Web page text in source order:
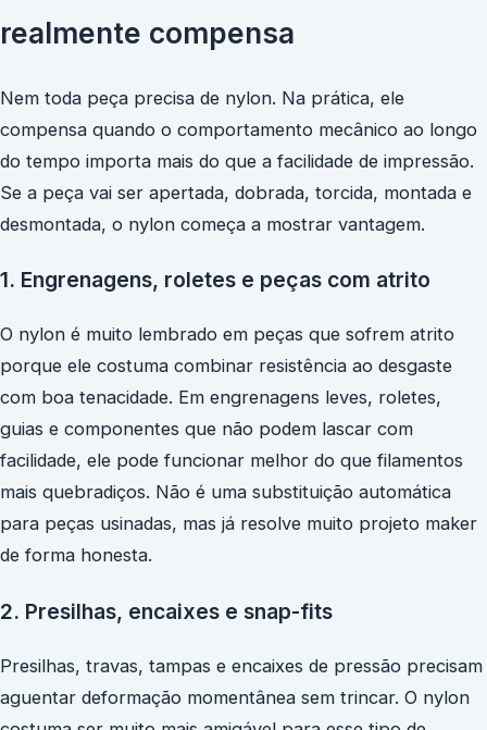
realmente compensa
Nem toda peça precisa de nylon. Na prática, ele
compensa quando o comportamento mecânico ao longo
do tempo importa mais do que a facilidade de impressão.
Se a peça vai ser apertada, dobrada, torcida, montada e
desmontada, o nylon começa a mostrar vantagem.
1. Engrenagens, roletes e peças com atrito
O nylon é muito lembrado em peças que sofrem atrito
porque ele costuma combinar resistência ao desgaste
com boa tenacidade. Em engrenagens leves, roletes,
guias e componentes que não podem lascar com
facilidade, ele pode funcionar melhor do que filamentos
mais quebradiços. Não é uma substituição automática
para peças usinadas, mas já resolve muito projeto maker
de forma honesta.
2. Presilhas, encaixes e snap-fits
Presilhas, travas, tampas e encaixes de pressão precisam
aguentar deformação momentânea sem trincar. O nylon